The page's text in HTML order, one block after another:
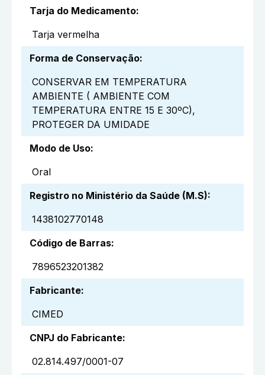
Tarja do Medicamento:
Tarja vermelha
Forma de Conservação:
CONSERVAR EM TEMPERATURA
AMBIENTE ( AMBIENTE COM
TEMPERATURA ENTRE 15 E 30ºC),
PROTEGER DA UMIDADE
Modo de Uso:
Oral
Registro no Ministério da Saúde (M.S):
1438102770148
Código de Barras:
7896523201382
Fabricante:
CIMED
CNPJ do Fabricante:
02.814.497/0001-07